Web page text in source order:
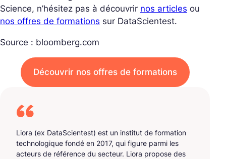
Science, n’hésitez pas à découvrir nos articles ou
nos offres de formations sur DataScientest.
Source : bloomberg.com
Découvrir nos offres de formations
Liora (ex DataScientest) est un institut de formation
technologique fondé en 2017, qui figure parmi les
acteurs de référence du secteur. Liora propose des